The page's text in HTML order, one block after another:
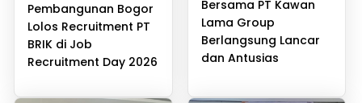
Pembangunan Bogor
Lolos Recruitment PT
BRIK di Job
Recruitment Day 2026
Bersama PT Kawan
Lama Group
Berlangsung Lancar
dan Antusias